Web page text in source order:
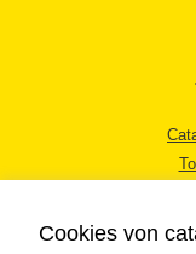
Cookies von